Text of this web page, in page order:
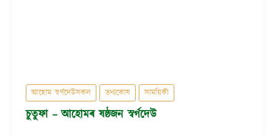
আহোম স্বৰ্গদেউসকল তথ্যকোষ সাময়িকী
চুতুফা – আহোমৰ ষষ্ঠজন স্বৰ্গদেউ